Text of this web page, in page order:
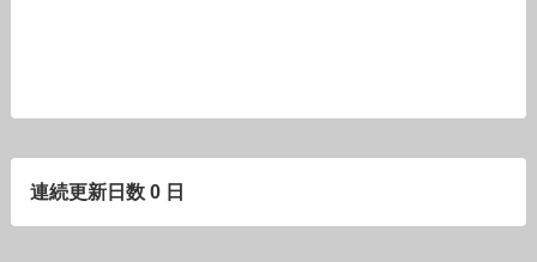
連続更新日数 0 日